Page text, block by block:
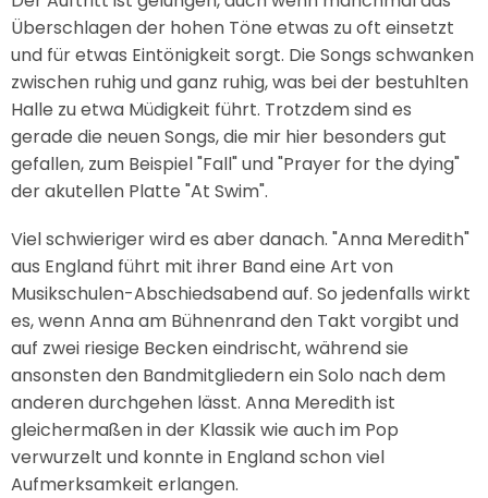
Überschlagen der hohen Töne etwas zu oft einsetzt
und für etwas Eintönigkeit sorgt. Die Songs schwanken
zwischen ruhig und ganz ruhig, was bei der bestuhlten
Halle zu etwa Müdigkeit führt. Trotzdem sind es
gerade die neuen Songs, die mir hier besonders gut
gefallen, zum Beispiel "Fall" und "Prayer for the dying"
der akutellen Platte "At Swim".
Viel schwieriger wird es aber danach. "Anna Meredith"
aus England führt mit ihrer Band eine Art von
Musikschulen-Abschiedsabend auf. So jedenfalls wirkt
es, wenn Anna am Bühnenrand den Takt vorgibt und
auf zwei riesige Becken eindrischt, während sie
ansonsten den Bandmitgliedern ein Solo nach dem
anderen durchgehen lässt. Anna Meredith ist
gleichermaßen in der Klassik wie auch im Pop
verwurzelt und konnte in England schon viel
Aufmerksamkeit erlangen.